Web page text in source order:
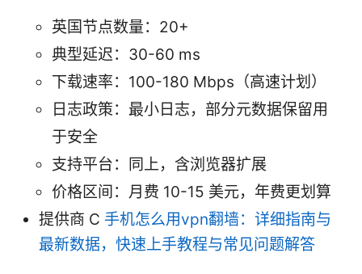
英国节点数量：20+
典型延迟：30-60 ms
下载速率：100-180 Mbps（高速计划）
日志政策：最小日志，部分元数据保留用
于安全
支持平台：同上，含浏览器扩展
价格区间：月费 10-15 美元，年费更划算
提供商 C 手机怎么用vpn翻墙：详细指南与
最新数据，快速上手教程与常见问题解答